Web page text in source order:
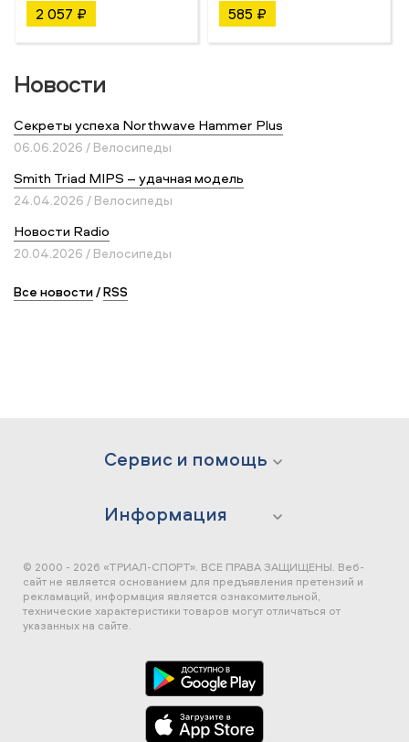
2 057 ₽
585 ₽
Новости
Секреты успеха Northwave Hammer Plus
06.06.2026 / Велосипеды
Smith Triad MIPS – удачная модель
24.04.2026 / Велосипеды
Новости Radio
20.04.2026 / Велосипеды
Все новости/RSS
Сервис и помощь
Информация
© 2000 - 2026 «ТРИАЛ-СПОРТ». ВСЕ ПРАВА ЗАЩИЩЕНЫ. Веб-
сайт не является основанием для предъявления претензий и
рекламаций, информация является ознакомительной,
технические характеристики товаров могут отличаться от
указанных на сайте.